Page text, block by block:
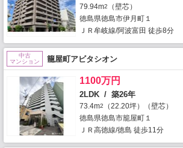
79.94m2
（壁芯）
徳島県徳島市伊月町１
ＪＲ牟岐線/阿波富田 徒歩8分
中古
マンション
籠屋町アビタシオン
1100万円
2LDK / 築26年
73.4m2
（22.20坪）（壁芯）
徳島県徳島市籠屋町１
ＪＲ高徳線/徳島 徒歩11分